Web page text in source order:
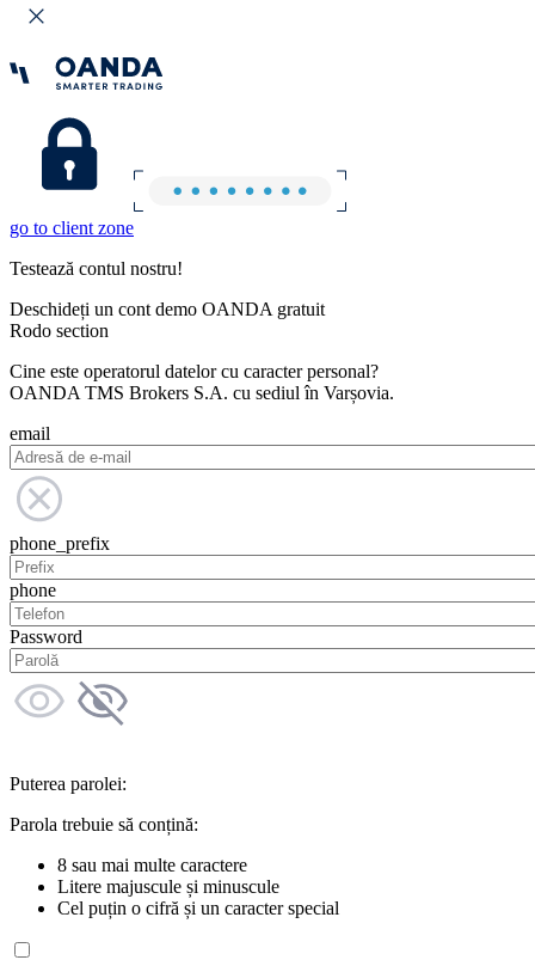
go to client zone
Testează contul nostru!
Deschideți un cont demo OANDA gratuit
Rodo section
Cine este operatorul datelor cu caracter personal?
OANDA TMS Brokers S.A. cu sediul în Varșovia.
email
phone_prefix
phone
Password
Puterea parolei:
Parola trebuie să conțină:
8 sau mai multe caractere
Litere majuscule și minuscule
Cel puțin o cifră și un caracter special